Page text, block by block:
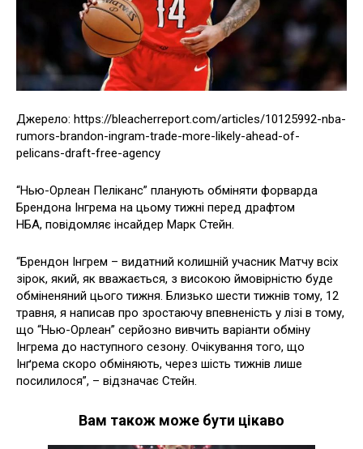
Джерело: https://bleacherreport.com/articles/10125992-nba-
rumors-brandon-ingram-trade-more-likely-ahead-of-
pelicans-draft-free-agency
“Нью-Орлеан Пеліканс” планують обміняти форварда
Брендона Інгрема на цьому тижні перед драфтом
НБА, повідомляє інсайдер Марк Стейн.
“Брендон Інгрем – видатний колишній учасник Матчу всіх
зірок, який, як вважається, з високою ймовірністю буде
обміненяний цього тижня. Близько шести тижнів тому, 12
травня, я написав про зростаючу впевненість у лізі в тому,
що “Нью-Орлеан” серйозно вивчить варіанти обміну
Інгрема до наступного сезону. Очікування того, що
Інґрема скоро обміняють, через шість тижнів лише
посилилося”, – відзначає Стейн.
Вам також може бути цікаво